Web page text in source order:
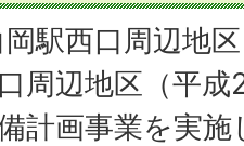
駅西口周辺地
周辺地区（平
計画事業を実